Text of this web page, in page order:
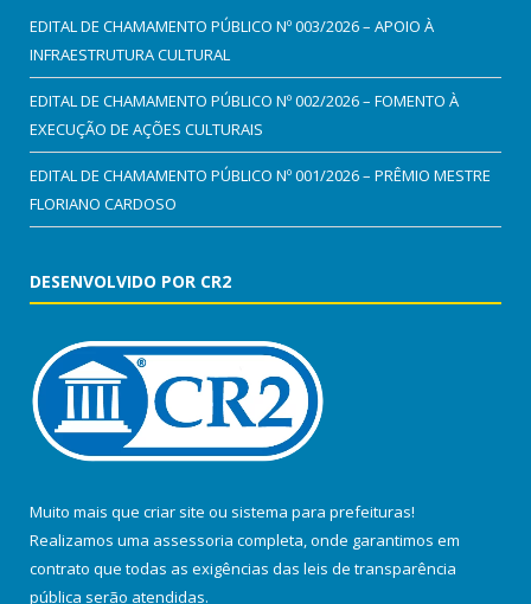
EDITAL DE CHAMAMENTO PÚBLICO Nº 003/2026 – APOIO À
INFRAESTRUTURA CULTURAL
EDITAL DE CHAMAMENTO PÚBLICO Nº 002/2026 – FOMENTO À
EXECUÇÃO DE AÇÕES CULTURAIS
EDITAL DE CHAMAMENTO PÚBLICO Nº 001/2026 – PRÊMIO MESTRE
FLORIANO CARDOSO
DESENVOLVIDO POR CR2
Muito mais que criar site ou sistema para prefeituras!
Realizamos uma assessoria completa, onde garantimos em
contrato que todas as exigências das leis de transparência
pública serão atendidas.